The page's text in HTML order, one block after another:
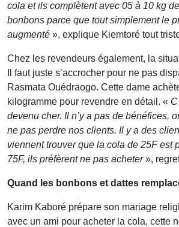
cola et ils complètent avec 05 à 10 kg
bonbons parce que tout simplement le
augmenté », explique Kiemtoré tout
Chez les revendeurs également, la
Il faut juste s’accrocher pour ne pas
Rasmata Ouédraogo. Cette dame
kilogramme pour revendre en détail. «
devenu cher. Il n’y a pas de bénéfices,
ne pas perdre nos clients. Il y a des
viennent trouver que la cola de 25F est
75F, ils préfèrent ne pas acheter»,
Quand les bonbons et dattes
Karim Kaboré prépare son mariage
avec un ami pour acheter la cola, cette